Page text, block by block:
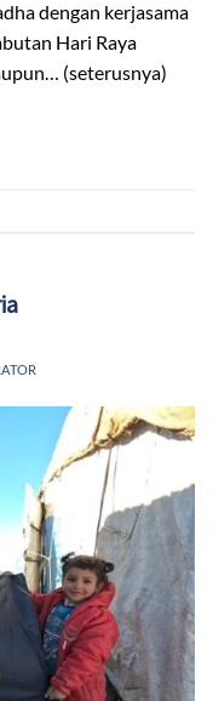
dengan kerjasama
Hari Raya
(seterusnya)